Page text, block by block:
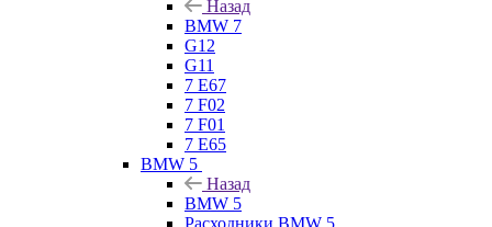
Назад
BMW 7
G12
G11
7 Е67
7 F02
7 F01
7 E65
BMW 5
Назад
BMW 5
Расходники BMW 5